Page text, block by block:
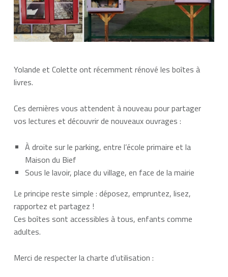
Yolande et Colette ont récemment rénové les boîtes à
livres.
Ces dernières vous attendent à nouveau pour partager
vos lectures et découvrir de nouveaux ouvrages :
À droite sur le parking, entre l’école primaire et la
Maison du Bief
Sous le lavoir, place du village, en face de la mairie
Le principe reste simple : déposez, empruntez, lisez,
rapportez et partagez !
Ces boîtes sont accessibles à tous, enfants comme
adultes.
Merci de respecter la charte d’utilisation :